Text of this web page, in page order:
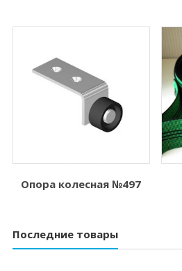
Опора колесная №497
Последние товары